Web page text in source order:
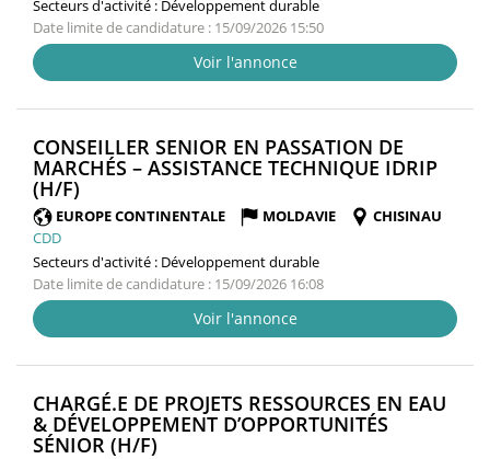
Secteurs d'activité : Développement durable
Date limite de candidature : 15/09/2026 15:50
Voir l'annonce
CONSEILLER SENIOR EN PASSATION DE
MARCHÉS – ASSISTANCE TECHNIQUE IDRIP
(H/F)
FENÊTRE)
EUROPE CONTINENTALE MOLDAVIE
CHISINAU
CDD
Secteurs d'activité : Développement durable
Date limite de candidature : 15/09/2026 16:08
Voir l'annonce
CHARGÉ.E DE PROJETS RESSOURCES EN EAU
& DÉVELOPPEMENT D’OPPORTUNITÉS
SÉNIOR (H/F)